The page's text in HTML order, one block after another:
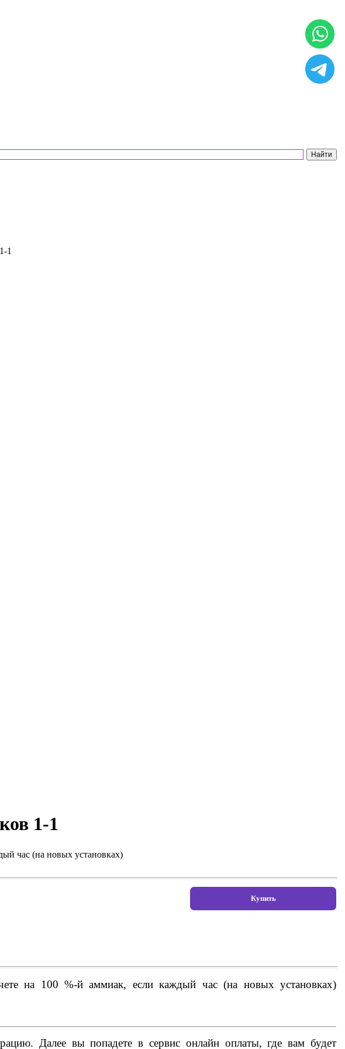
1
1-1
час (на новых установках)
на 100 %-й аммиак, если каждый час (на новых установках)
Далее вы попадете в сервис онлайн оплаты, где вам будет